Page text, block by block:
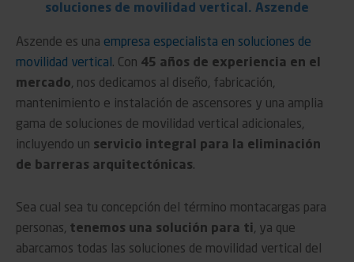
soluciones de movilidad vertical. Aszende
Aszende es una empresa especialista en soluciones de
movilidad vertical . Con 45 años de experiencia en el
mercado, nos dedicamos al diseño, fabricación,
mantenimiento e instalación de ascensores y una amplia
gama de soluciones de movilidad vertical adicionales,
incluyendo un servicio integral para la eliminación
de barreras arquitectónicas.
Sea cual sea tu concepción del término montacargas para
personas, tenemos una solución para ti, ya que
abarcamos todas las soluciones de movilidad vertical del